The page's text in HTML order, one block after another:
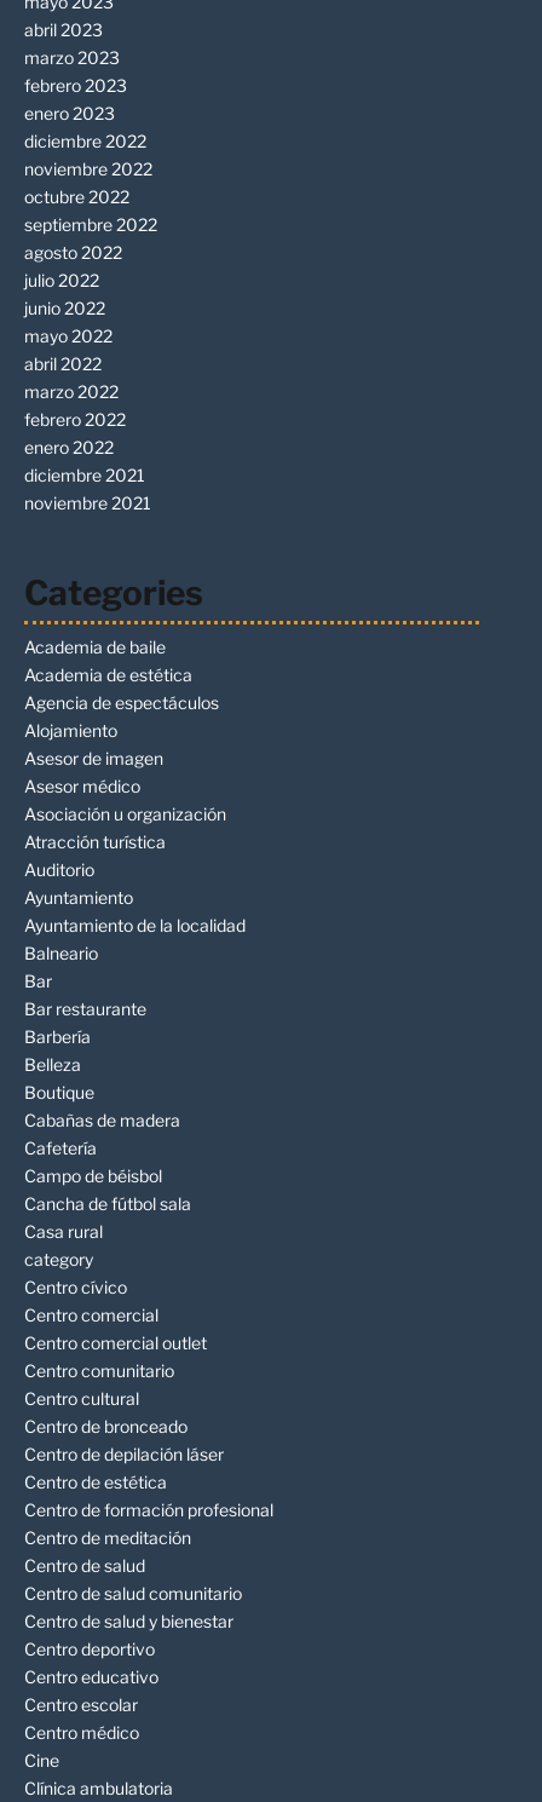
abril 2023
marzo 2023
febrero 2023
enero 2023
diciembre 2022
noviembre 2022
octubre 2022
septiembre 2022
agosto 2022
julio 2022
junio 2022
mayo 2022
abril 2022
marzo 2022
febrero 2022
enero 2022
diciembre 2021
noviembre 2021
Categories
Academia de baile
Academia de estética
Agencia de espectáculos
Alojamiento
Asesor de imagen
Asesor médico
Asociación u organización
Atracción turística
Auditorio
Ayuntamiento
Ayuntamiento de la localidad
Balneario
Bar
Bar restaurante
Barbería
Belleza
Boutique
Cabañas de madera
Cafetería
Campo de béisbol
Cancha de fútbol sala
Casa rural
category
Centro cívico
Centro comercial
Centro comercial outlet
Centro comunitario
Centro cultural
Centro de bronceado
Centro de depilación láser
Centro de estética
Centro de formación profesional
Centro de meditación
Centro de salud
Centro de salud comunitario
Centro de salud y bienestar
Centro deportivo
Centro educativo
Centro escolar
Centro médico
Cine
Clínica ambulatoria